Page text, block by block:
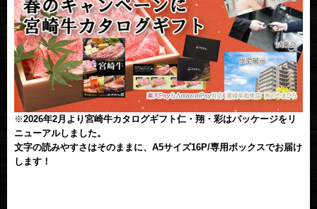
※2026年2月より宮崎牛カタログギフト仁・翔・彩はパッケージをリ
ニューアルしました。
文字の読みやすさはそのままに、A5サイズ16P/専用ボックスでお届け
します！